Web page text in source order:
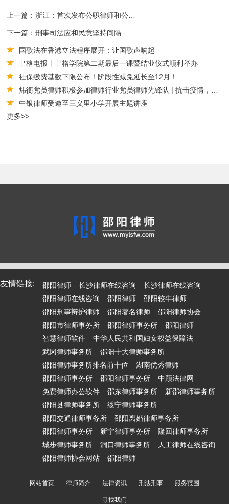
下一篇：刑事司法应和民意坚持间隔
国歌法在香港立法程序展开：让国歌声响起
聿格电报丨聿格学院第二期最后一课暨结业仪式顺利举办
社保缴费基数下限公布！阶段性减免延长至12月！
炜衡党员律师积极参加律师行业党员律师先锋队 | 抗击疫情，炜衡律师在行动系列报道 （32）
中银律师受邀至三义里小学开展主题讲座
更多>>
友情链接: 邵阳律师 长沙律师在线咨询
长沙律师在线咨询
邵阳律师在线咨询
邵阳律师
邵阳较牛律师
邵阳刑事辩护律师
邵阳著名律师
邵阳律师协会
邵阳市律师事务所
邵阳律师事务所
邵阳律师
智慧律师软件
中华人民共和国妇女权益保障法
武冈律师事务所
邵阳十大律师事务所
邵阳律师事务所排名前十位
湖南优秀律师
邵阳律师事务所
邵阳律师事务所
中顾法律网
免费律师办公软件
邵东律师事务所
新邵律师事务所
邵阳县律师事务所
绥宁律师事务所
邵阳交通律师事务所
邵阳离婚律师事务所
邵阳律师事务所
新宁律师事务所
隆回律师事务所
城步律师事务所
洞口律师事务所
人工律师在线咨询
邵阳律师协会网站
邵阳律师
网站首页 律师简介 法律资讯 刑法刑事 服务范围
寻找我们